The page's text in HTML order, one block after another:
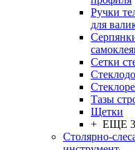
Ручки
для
Сетки
Тазы
Щетки
+ ЕЩЕ
Столярно-